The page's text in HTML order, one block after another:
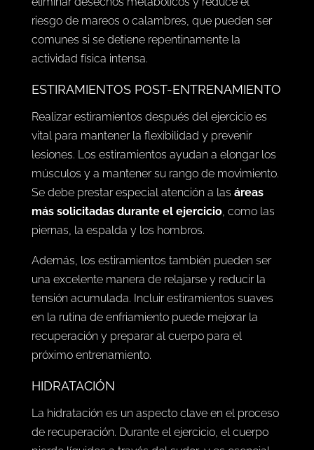
riesgo de mareos o calambres, que pueden ser
comunes si se detiene repentinamente la
actividad física intensa.
ESTIRAMIENTOS POST-ENTRENAMIENTO
Realizar estiramientos después del ejercicio es
vital para mantener la flexibilidad y prevenir
lesiones. Los estiramientos ayudan a elongar los
músculos y a mantener su rango de movimiento.
Se debe prestar especial atención a las áreas
más solicitadas durante el ejercicio, como las
piernas, la espalda y los hombros.
Además, los estiramientos también pueden ser
una excelente manera de relajarse y reducir la
tensión acumulada. Incluir estiramientos suaves
en la rutina de enfriamiento puede mejorar la
recuperación y preparar al cuerpo para el
próximo entrenamiento.
HIDRATACIÓN
La hidratación es un aspecto clave en el proceso
de recuperación. Durante el ejercicio, el cuerpo